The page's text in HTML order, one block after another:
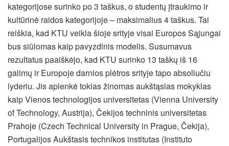
kategorijose surinko po 3 taškus, o studentų įtraukimo ir
kultūrinė raidos kategorijoje – maksimalius 4 taškus. Tai
reiškia, kad KTU veikla šioje srityje visai Europos Sąjungai
bus siūlomas kaip pavyzdinis modelis. Susumavus
rezultatus paaiškėjo, kad KTU surinko 13 taškų iš 16
galimų ir Europoje darnios plėtros srityje tapo absoliučiu
lyderiu. Jis aplenkė tokias žinomas aukštąsias mokyklas
kaip Vienos technologijos universitetas (Vienna University
of Technology, Austrija), Čekijos techninis universitetas
Prahoje (Czech Technical University in Prague, Čekija),
Portugalijos Aukštasis technikos institutas (Instituto